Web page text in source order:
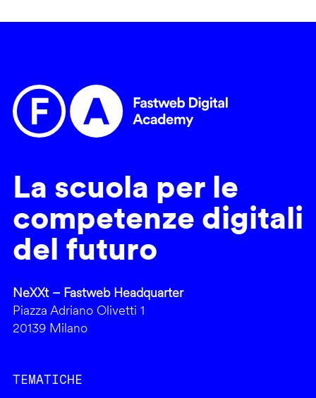
La scuola per le
competenze digitali
del futuro
NeXXt – Fastweb Headquarter
Piazza Adriano Olivetti 1
20139 Milano
TEMATICHE